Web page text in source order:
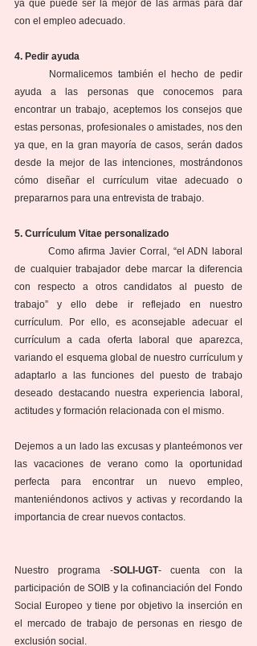
ya que puede ser la mejor de las armas para dar
con el empleo adecuado.
4. Pedir ayuda
ayuda a las personas que conocemos para
encontrar un trabajo, aceptemos los consejos que
estas personas, profesionales o amistades, nos den
ya que, en la gran mayoría de casos, serán dados
desde la mejor de las intenciones, mostrándonos
cómo diseñar el currículum vitae adecuado o
prepararnos para una entrevista de trabajo.
5. Currículum Vitae personalizado
de cualquier trabajador debe marcar la diferencia
con respecto a otros candidatos al puesto de
trabajo” y ello debe ir reflejado en nuestro
currículum. Por ello, es aconsejable adecuar el
currículum a cada oferta laboral que aparezca,
variando el esquema global de nuestro currículum y
adaptarlo a las funciones del puesto de trabajo
deseado destacando nuestra experiencia laboral,
actitudes y formación relacionada con el mismo.
Dejemos a un lado las excusas y planteémonos ver
las vacaciones de verano como la oportunidad
perfecta para encontrar un nuevo empleo,
manteniéndonos activos y activas y recordando la
importancia de crear nuevos contactos.
Nuestro programa -SOLI-UGT- cuenta con la
participación de SOIB y la cofinanciación del Fondo
Social Europeo y tiene por objetivo la inserción en
el mercado de trabajo de personas en riesgo de
exclusión social.